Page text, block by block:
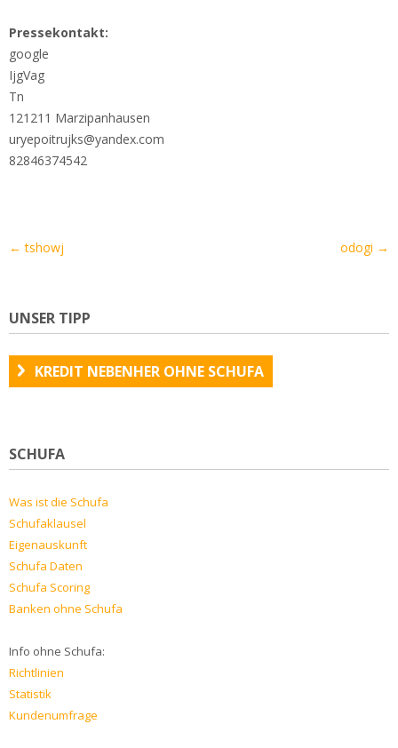
Pressekontakt:
google
IjgVag
Tn
121211 Marzipanhausen
uryepoitrujks@yandex.com
82846374542
Artikel-
← tshowj odogi →
UNSER TIPP
KREDIT NEBENHER OHNE SCHUFA
SCHUFA
Was ist die Schufa
Schufaklausel
Eigenauskunft
Schufa Daten
Schufa Scoring
Banken ohne Schufa
Info ohne Schufa:
Richtlinien
Statistik
Kundenumfrage